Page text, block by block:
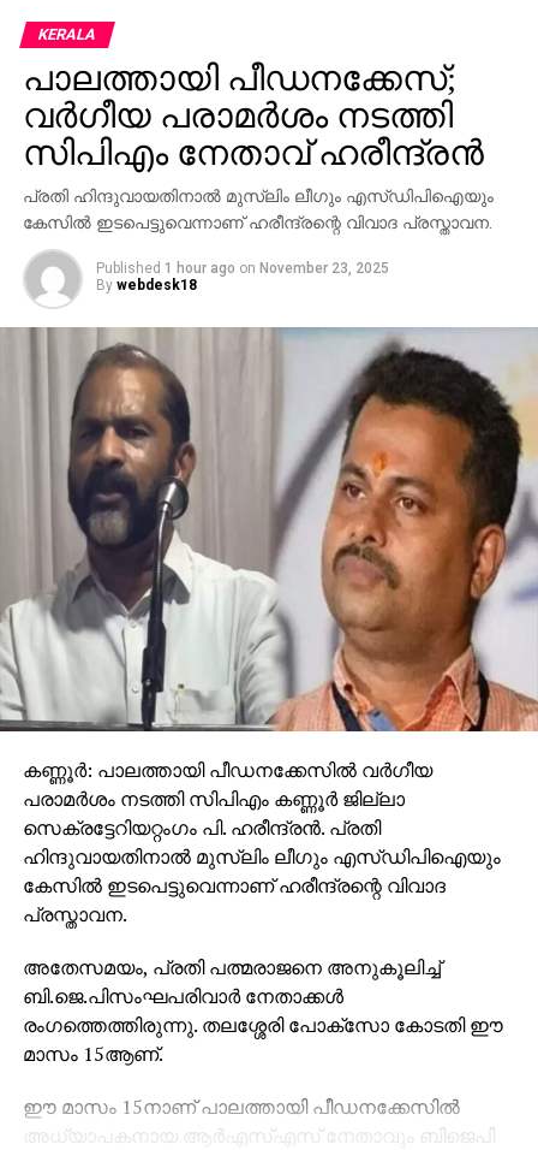
സംഭവവുമായി ബന്ധപ്പെട്ട് കൂടുതല്‍ വിശദാംശങ്ങള്‍
അന്വേഷിക്കുന്നതായി സ്‌കൂള്‍ അധികൃതര്‍
വ്യക്തമാക്കി.
KERALA
പാലത്തായി പീഡനക്കേസ്;
വര്‍ഗീയ പരാമര്‍ശം നടത്തി
സിപിഎം നേതാവ് ഹരീന്ദ്രന്‍
പ്രതി ഹിന്ദുവായതിനാല്‍ മുസ്ലിം ലീഗും എസ്ഡിപിഐയും
കേസില്‍ ഇടപെട്ടുവെന്നാണ് ഹരീന്ദ്രന്റെ വിവാദ പ്രസ്താവന.
Published 1 hour ago on November 23, 2025
By webdesk18
കണ്ണൂര്‍: പാലത്തായി പീഡനക്കേസില്‍ വര്‍ഗീയ
പരാമര്‍ശം നടത്തി സിപിഎം കണ്ണൂര്‍ ജില്ലാ
സെക്രട്ടേറിയറ്റംഗം പി. ഹരീന്ദ്രന്‍. പ്രതി
ഹിന്ദുവായതിനാല്‍ മുസ്ലിം ലീഗും എസ്ഡിപിഐയും
കേസില്‍ ഇടപെട്ടുവെന്നാണ് ഹരീന്ദ്രന്റെ വിവാദ
പ്രസ്താവന.
അതേസമയം, പ്രതി പത്മരാജനെ അനുകൂലിച്ച്
ബി.ജെ.പിസംഘപരിവാര്‍ നേതാക്കള്‍
രംഗത്തെത്തിരുന്നു. തലശ്ശേരി പോക്‌സോ കോടതി ഈ
മാസം 15ആണ്.
ഈ മാസം 15നാണ് പാലത്തായി പീഡനക്കേസില്‍
അധ്യാപകനായ ആര്‍എസ്എസ് നേതാവും ബിജെപി